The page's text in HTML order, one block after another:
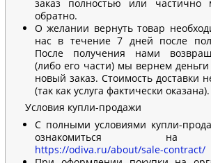
заказ полностью или частично
обратно.
О желании вернуть товар
нас в течение 7 дней после
После получения нами
(либо его части) мы вернем
новый заказ. Стоимость доставки
(так как услуга фактически оказана).
Условия купли-продажи
С полными условиями купли-
ознакомиться на
https://odiva.ru/about/sale-contract/